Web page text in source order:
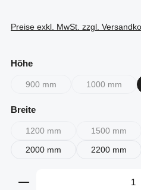
Preise exkl. MwSt. zzgl.
Höheauswählen
900 mm
(Diese Option ist zurzeit nicht
1000 mm
(Diese
Breiteauswählen
1200 mm
(Diese Option ist zurzeit nicht
1500 mm
(Diese
2000 mm
2200 mm
Produkt Anzahl: Gib den